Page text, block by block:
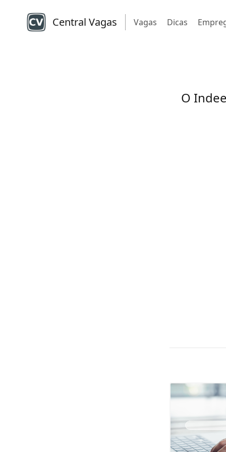
Central Vagas Vagas Dicas
O